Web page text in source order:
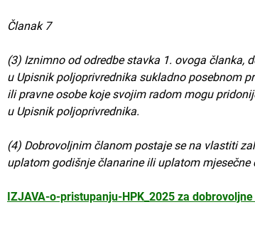
Članak 7
(3) Iznimno od odredbe stavka 1. ovoga članka,
u Upisnik poljoprivrednika sukladno posebnom
ili pravne osobe koje svojim radom mogu
u Upisnik poljoprivrednika.
(4) Dobrovoljnim članom postaje se na vlastiti
uplatom godišnje članarine ili uplatom
IZJAVA-o-pristupanju-HPK_2025 za